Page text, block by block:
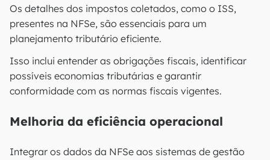
Os detalhes dos impostos coletados, como o ISS,
presentes na NFSe, são essenciais para um
planejamento tributário eficiente.
Isso inclui entender as obrigações fiscais, identificar
possíveis economias tributárias e garantir
conformidade com as normas fiscais vigentes.
Melhoria da eficiência operacional
Integrar os dados da NFSe aos sistemas de gestão